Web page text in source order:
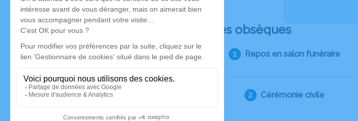
Déroulé des obsèques
Repos en salon funéraire
Cérémonie civile